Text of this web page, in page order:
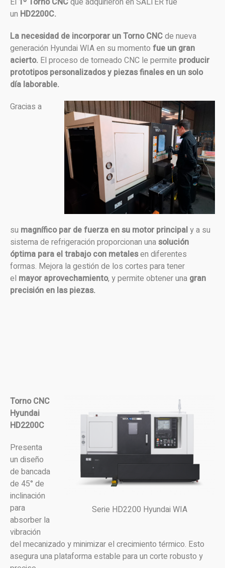
un HD2200C.
La necesidad de incorporar un Torno CNCde nueva
generación Hyundai WIA en su momento fue un gran
acierto. El proceso de torneado CNC le permite producir
prototipos personalizados y piezas finales en un solo
día laborable.
Gracias a
su magnífico par de fuerza en su motor principaly a su
sistema de refrigeración proporcionan unasolución
óptima para el trabajo con metalesen diferentes
formas. Mejora la gestión de los cortes para tener
el mayor aprovechamiento, y permite obtener una gran
precisión en las piezas.
Serie HD2200 Hyundai WIA
Torno CNC
Hyundai
HD2200C
Presenta
un diseño
de bancada
de 45° de
inclinación
para
absorber la
vibración
del mecanizado y minimizar el crecimiento térmico. Esto
asegura una plataforma estable para un corte robusto y